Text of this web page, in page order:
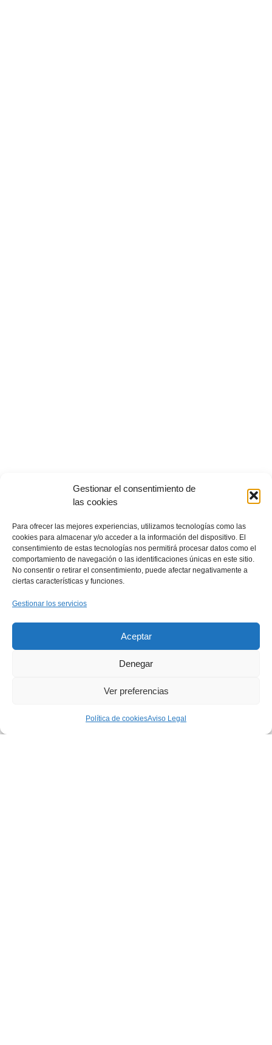
Gestionar el consentimiento de
las cookies
Para ofrecer las mejores experiencias, utilizamos tecnologías como las
cookies para almacenar y/o acceder a la información del dispositivo. El
consentimiento de estas tecnologías nos permitirá procesar datos como el
comportamiento de navegación o las identificaciones únicas en este sitio.
No consentir o retirar el consentimiento, puede afectar negativamente a
ciertas características y funciones.
Gestionar los servicios
Aceptar
Denegar
Ver preferencias
Política de cookiesAviso Legal